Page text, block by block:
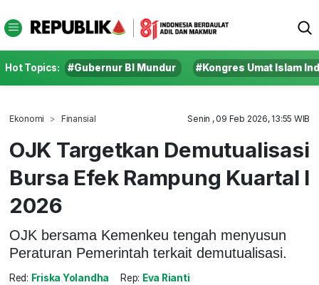
Hot Topics: #Gubernur BI Mundur #Kongres Umat Islam
Ekonomi Finansial Senin , 09 Feb 2026, 13:55 WIB
OJK Targetkan Demutualisasi
Bursa Efek Rampung Kuartal I
2026
OJK bersama Kemenkeu tengah menyusun
Peraturan Pemerintah terkait demutualisasi.
Red: Friska Yolandha Rep: Eva Rianti